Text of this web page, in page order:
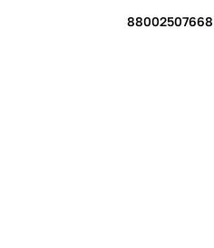
88002507668